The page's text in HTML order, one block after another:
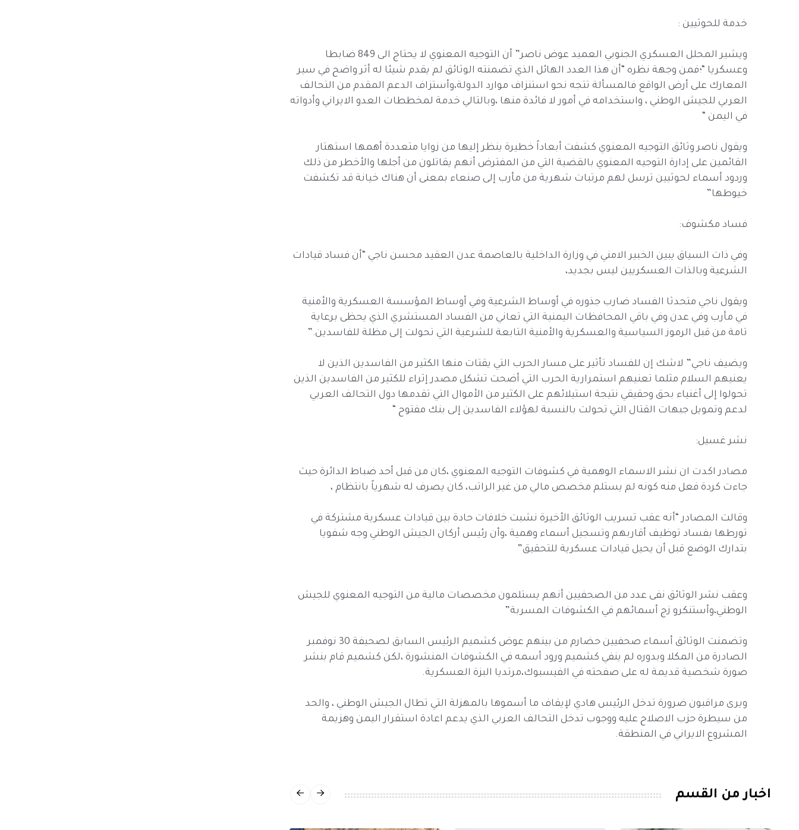
خدمة للحوثيين :
ويشير المحلل العسكري الجنوبي العميد عوض ناصر” أن التوجيه المعنوي لا يحتاج الى 849 ضابطا
وعسكريا “؛فمن وجهة نظره “أن هذا العدد الهائل الذي تضمنته الوثائق لم يقدم شيئا له أثر واضح في سير
المعارك على أرض الواقع فالمسألة تتجه نحو استنزاف موارد الدولة،وأستزاف الدعم المقدم من التحالف
العربي للجيش الوطني ، واستخدامه في أمور لا فائدة منها ،وبالتالي خدمة لمخططات العدو الايراني وأدواته
في اليمن “
ويقول ناصر وثائق التوجيه المعنوي كشفت أبعاداً خطيرة ينظر إليها من زوايا متعددة أهمها استهتار
القائمين على إدارة التوجيه المعنوي بالقضية التي من المفترض أنهم يقاتلون من أجلها والأخطر من ذلك
وردود أسماء لحوثيين ترسل لهم مرتبات شهرية من مأرب إلى صنعاء بمعنى أن هناك خيانة قد تكشفت
خيوطها”
فساد مكشوف:
وفي ذات السياق يبين الخبير الامني في وزارة الداخلية بالعاصمة عدن العقيد محسن ناجي “أن فساد قيادات
الشرعية وبالذات العسكريين ليس بجديد،
ويقول ناجي متحدثا الفساد ضارب جذوره في أوساط الشرعية وفي أوساط المؤسسة العسكرية والأمنية
في مأرب وفي عدن وفي باقي المحافظات اليمنية التي تعاني من الفساد المستشري الذي يحظى برعاية
تامة من قبل الرموز السياسية والعسكرية والأمنية التابعة للشرعية التي تحولت إلى مظلة للفاسدين.”
ويضيف ناجي” لاشك إن للفساد تأثير على مسار الحرب التي يقتات منها الكثير من الفاسدين الذين لا
يعنيهم السلام مثلما تعنيهم استمرارية الحرب التي أضحت تشكل مصدر إثراء للكثير من الفاسدين الذين
تحولوا إلى أغنياء بحق وحقيقي نتيجة استيلائهم على الكثير من الأموال التي تقدمها دول التحالف العربي
لدعم وتمويل جبهات القتال التي تحولت بالنسبة لهؤلاء الفاسدين إلى بنك مفتوح “
نشر غسيل:
مصادر اكدت ان نشر الاسماء الوهمية في كشوفات التوجيه المعنوي ،كان من قبل أحد ضباط الدائرة حيث
جاءت كردة فعل منه كونه لم يستلم مخصص مالي من غير الراتب، كان يصرف له شهرياً بانتظام ،
وقالت المصادر “أنه عقب تسريب الوثائق الأخيرة نشبت خلافات حادة بين قيادات عسكرية مشتركة في
تورطها بفساد توظيف أقاربهم وتسجيل أسماء وهمية ،وأن رئيس أركان الجيش الوطني وجه شفويا
بتدارك الوضع قبل أن يحيل قيادات عسكرية للتحقيق”
وعقب نشر الوثائق نفى عدد من الصحفيين أنهم يستلمون مخصصات مالية من التوجيه المعنوي للجيش
الوطني،وأستنكرو زج أسمائهم في الكشوفات المسربة”
وتضمنت الوثائق أسماء صحفيين حضارم من بينهم عوض كشميم الرئيس السابق لصحيفة 30 نوفمبر
الصادرة من المكلا وبدوره لم ينفي كشميم ورود أسمه في الكشوفات المنشورة ،لكن كشميم قام بنشر
صورة شخصية قديمة له على صفحته في الفيسبوك،مرتديا البزة العسكرية.
ويرى مراقبون ضرورة تدخل الرئيس هادي لإيقاف ما أسموها بالمهزلة التي تطال الجيش الوطني ، والحد
من سيطرة حزب الاصلاح عليه ووجوب تدخل التحالف العربي الذي يدعم اعادة استقرار اليمن وهزيمة
المشروع الايراني في المنطقة.
اخبار من القسم